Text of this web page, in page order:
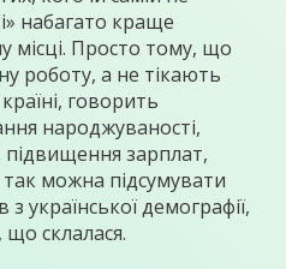
набагато краще
місці. Просто тому, що
роботу, а не тікають
говорить
народжуваності,
зарплат,
можна підсумувати
української демографії,
що склалася.